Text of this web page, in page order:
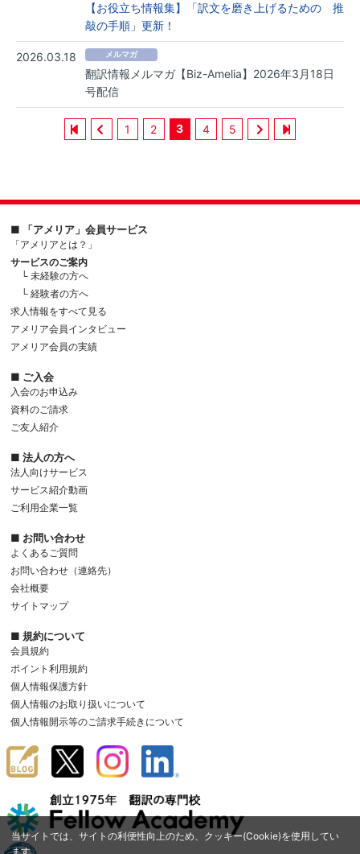
当サイトでは、サイトの利便性向上のため、クッキー(Cookie)を使用してい
ます。
【お役立ち情報集】「訳文を磨き上げるための 推
敲の手順」更新！
2026.03.18 メルマガ
翻訳情報メルマガ【Biz-Amelia】2026年3月18日
号配信
1 2 3 4 5
■ 「アメリア」会員サービス
「アメリアとは？」
サービスのご案内
└ 未経験の方へ
└ 経験者の方へ
求人情報をすべて見る
アメリア会員インタビュー
アメリア会員の実績
■ ご入会
入会のお申込み
資料のご請求
ご友人紹介
■ 法人の方へ
法人向けサービス
サービス紹介動画
ご利用企業一覧
■ お問い合わせ
よくあるご質問
お問い合わせ（連絡先）
会社概要
サイトマップ
■ 規約について
会員規約
ポイント利用規約
個人情報保護方針
個人情報のお取り扱いについて
個人情報開示等のご請求手続きについて